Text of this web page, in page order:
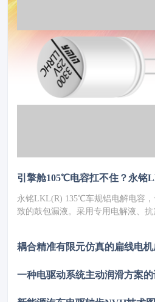
永铭LKL(R) 135℃车规铝电解电容
致的鼓包漏液。采用专用电解液、
近零，全生命周期成本优势显著，
一种电驱动系统主动润滑方案